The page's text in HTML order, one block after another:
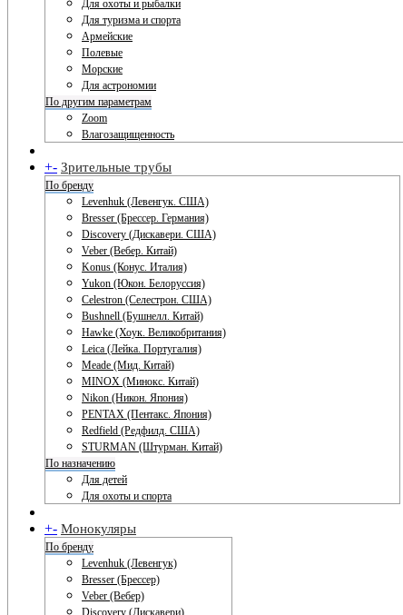
Для охоты и рыбалки
Для туризма и спорта
Армейские
Полевые
Морские
Для астрономии
По другим параметрам
Zoom
Влагозащищенность
+- Зрительные трубы
По бренду
Levenhuk (Левенгук. США)
Bresser (Брессер. Германия)
Discovery (Дискавери. США)
Veber (Вебер. Китай)
Konus (Конус. Италия)
Yukon (Юкон. Белоруссия)
Celestron (Селестрон. США)
Bushnell (Бушнелл. Китай)
Hawke (Хоук. Великобритания)
Leica (Лейка. Португалия)
Meade (Мид. Китай)
MINOX (Минокс. Китай)
Nikon (Никон. Япония)
PENTAX (Пентакс. Япония)
Redfield (Редфилд. США)
STURMAN (Штурман. Китай)
По назначению
Для детей
Для охоты и спорта
+- Монокуляры
По бренду
Levenhuk (Левенгук)
Bresser (Брессер)
Veber (Вебер)
Discovery (Дискавери)